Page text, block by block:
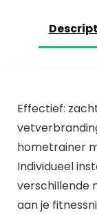
Effectief:
hometrainer
Individueel
verschillende
aan je